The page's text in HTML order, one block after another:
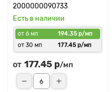
2000000090733
Есть в наличии
от 6 мп
194.35 р/мп
от 30 мп
177.45 р/мп
от 177.45 р/мп